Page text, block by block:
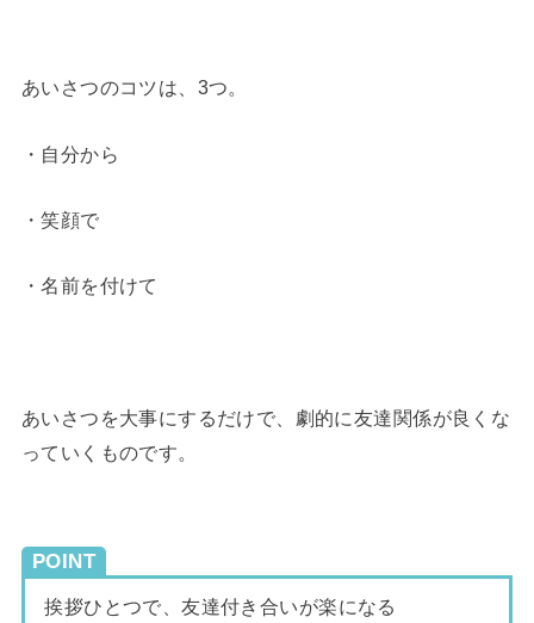
あいさつのコツは、3つ。
・自分から
・笑顔で
・名前を付けて
あいさつを大事にするだけで、劇的に友達関係が良くな
っていくものです。
POINT
挨拶ひとつで、友達付き合いが楽になる